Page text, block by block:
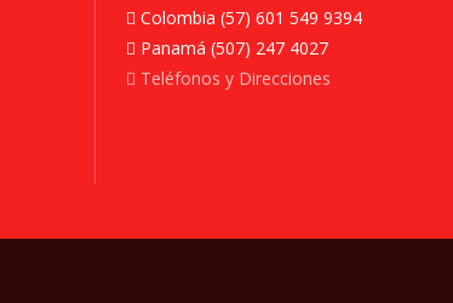
Colombia (57) 601 549 9394
Panamá (507) 247 4027
Teléfonos y Direcciones